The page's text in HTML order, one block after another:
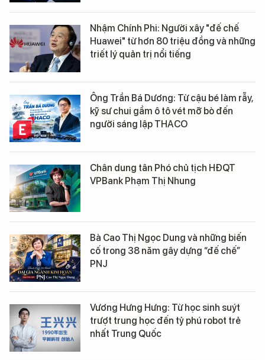
Nhậm Chính Phi: Người xây "đế chế
Huawei" từ hơn 80 triệu đồng và những
triết lý quản trị nổi tiếng
Ông Trần Bá Dương: Từ cậu bé làm rẫy,
kỹ sư chui gầm ô tô vét mỡ bò đến
người sáng lập THACO
Chân dung tân Phó chủ tịch HĐQT
VPBank Phạm Thị Nhung
Bà Cao Thị Ngọc Dung và những biến
cố trong 38 năm gây dựng “đế chế”
PNJ
Vương Hưng Hưng: Từ học sinh suýt
trượt trung học đến tỷ phú robot trẻ
nhất Trung Quốc